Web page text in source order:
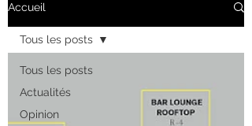
Accueil
Tous les posts
Actualités
Opinion
Tous les posts